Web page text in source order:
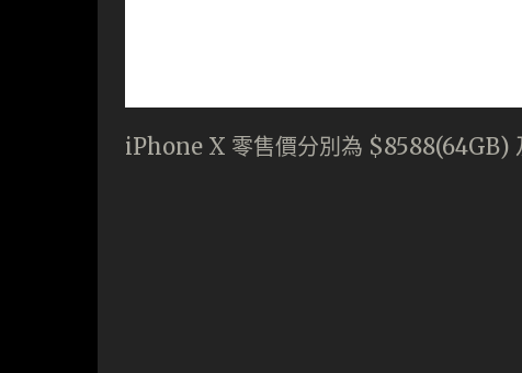
iPhone X 零售價分別為 $8588(64GB)